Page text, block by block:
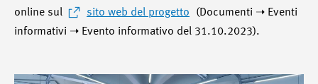
online sul
sito web del progetto
(Documenti ➝ Eventi
informativi ➝ Evento informativo del 31.10.2023).